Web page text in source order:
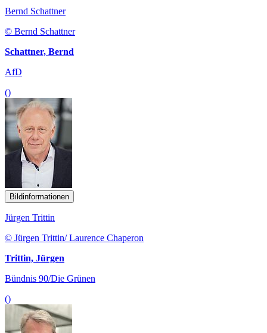
Bernd Schattner
© Bernd Schattner
Schattner, Bernd
AfD
()
Bildinformationen
Jürgen Trittin
© Jürgen Trittin/ Laurence Chaperon
Trittin, Jürgen
Bündnis 90/Die Grünen
()